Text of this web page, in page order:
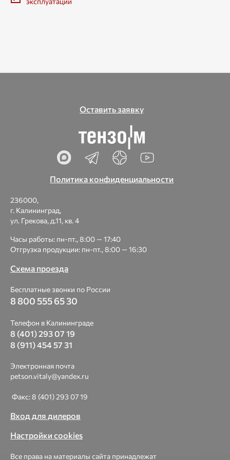
Оставить заявку
Политика конфиденциальности
236000,
г. Калининград,
ул. Грекова, д.11, кв. 4
Часы работы: пн-пт., 8:00 — 17:40
Отгрузка продукции: пн-пт., 8:00 — 16:30
Схема проезда
Бесплатные звонки по России
8 800 555 65 30
Телефон в Калининграде
8 (401) 293 07 19
8 (911) 454 57 31
Электронная почта
petson.vitaly@yandex.ru
Факс: 8 (401) 293 07 19
Вход для дилеров
Настройки cookies
Все права на материалы сайта принадлежат